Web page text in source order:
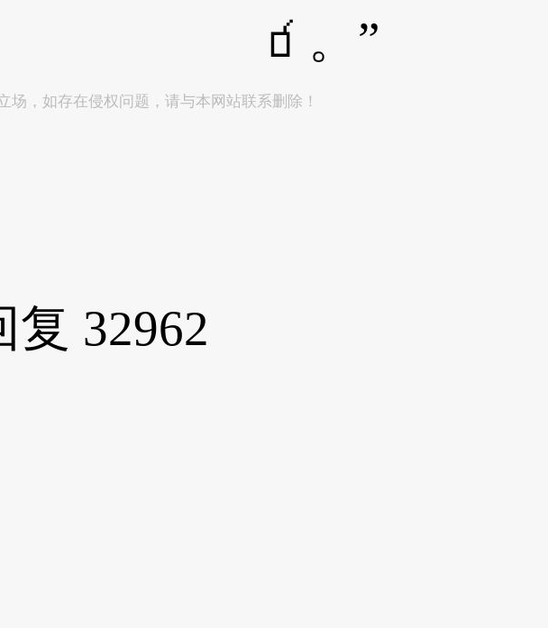
🧃。”
，如存在侵权问题，请与本网站联系删除！
复 32962